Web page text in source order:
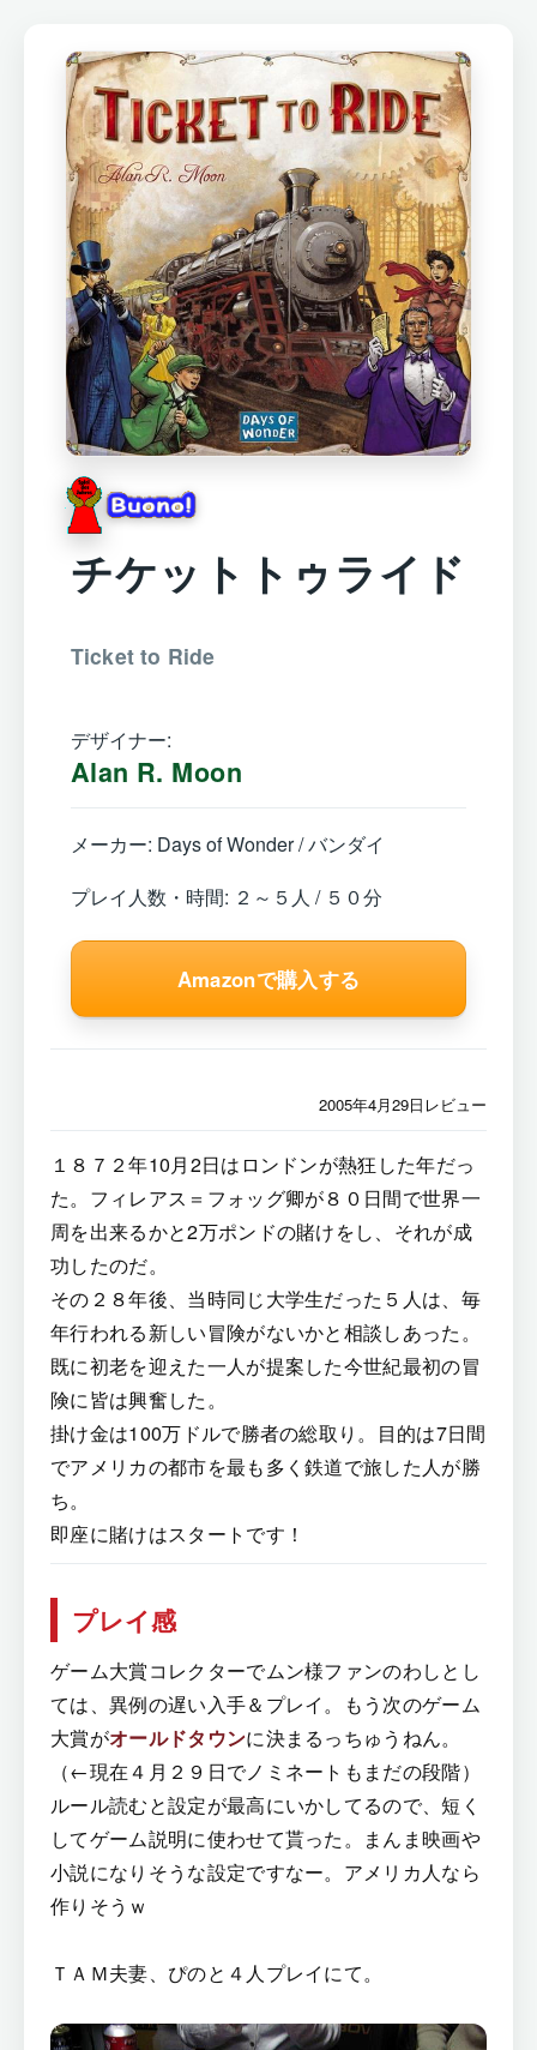
チケットトゥライド
Ticket to Ride
デザイナー:
Alan R. Moon
メーカー: Days of Wonder / バンダイ
プレイ人数・時間: ２～５人 / ５０分
Amazonで購入する
2005年4月29日レビュー
１８７２年10月2日はロンドンが熱狂した年だっ
た。フィレアス＝フォッグ卿が８０日間で世界一
周を出来るかと2万ポンドの賭けをし、それが成
功したのだ。
その２８年後、当時同じ大学生だった５人は、毎
年行われる新しい冒険がないかと相談しあった。
既に初老を迎えた一人が提案した今世紀最初の冒
険に皆は興奮した。
掛け金は100万ドルで勝者の総取り。目的は7日間
でアメリカの都市を最も多く鉄道で旅した人が勝
ち。
即座に賭けはスタートです！
プレイ感
ゲーム大賞コレクターでムン様ファンのわしとし
ては、異例の遅い入手＆プレイ。もう次のゲーム
大賞がオールドタウンに決まるっちゅうねん。
（←現在４月２９日でノミネートもまだの段階）
ルール読むと設定が最高にいかしてるので、短く
してゲーム説明に使わせて貰った。まんま映画や
小説になりそうな設定ですなー。アメリカ人なら
作りそうｗ
ＴＡＭ夫妻、ぴのと４人プレイにて。